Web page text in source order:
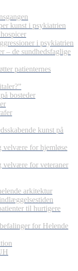
kunst i psykiatrien
i psykiatrien
– de sundhedsfaglige
patienternes
bosteder
kunst på
velvære for hjemløse
velvære for veteraner
arkitektur
til hurtigere
for Helende